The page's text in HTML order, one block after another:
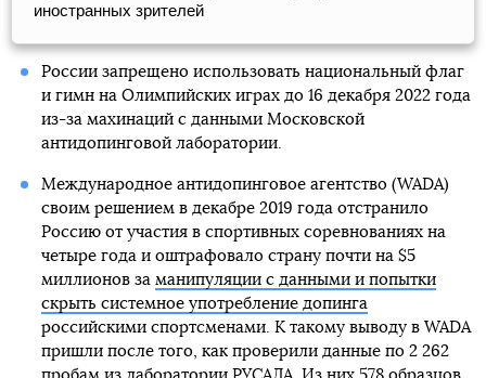
иностранных зрителей
России запрещено использовать национальный флаг
и гимн на Олимпийских играх до 16 декабря 2022 года
из-за махинаций с данными Московской
антидопинговой лаборатории.
Международное антидопинговое агентство (WADA)
своим решением в декабре 2019 года отстранило
Россию от участия в спортивных соревнованиях на
четыре года и оштрафовало страну почти на $5
миллионов за манипуляции с данными и попытки
скрыть системное употребление допинга
российскими спортсменами. К такому выводу в WADA
пришли после того, как проверили данные по 2 262